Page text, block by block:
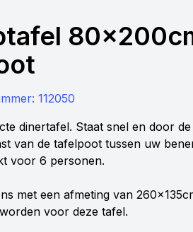
112050
dinertafel. Staat snel en door
van de tafelpoot tussen uw
voor 6 personen.
met een afmeting van
voor deze tafel.